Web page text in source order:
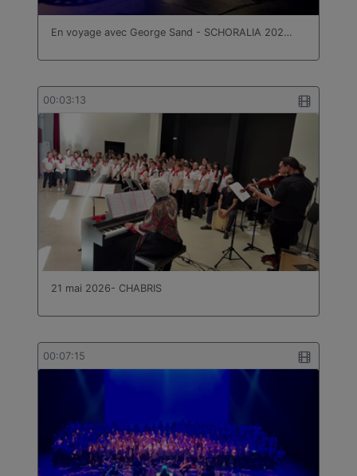
En voyage avec George Sand - SCHORALIA 202…
00:03:13
21 mai 2026- CHABRIS
00:07:15